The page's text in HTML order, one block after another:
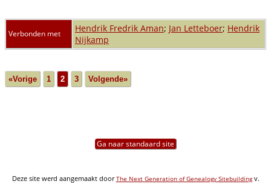
Verbonden met Hendrik Fredrik Aman; Jan Letteboer; Hendrik
Nijkamp
«Vorige 1 2 3 Volgende»
Ga naar standaard site
Deze site werd aangemaakt doorThe Next Generation of Genealogy Sitebuildingv.